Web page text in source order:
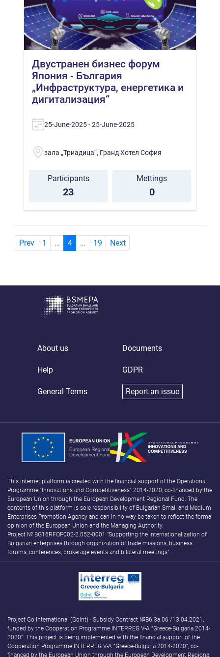
Двустранен бизнес форум
Япония - България
„Инфраструктура, енергетика и
дигитализация“
25-June-2025 - 25-June-2025
зала „Триадица“, Гранд Хотел София
Participants
23
Mettings
0
Prev 1 … 4(current)
… 19 Next
About us
Help
General Terms
Documents
GDPR
Report an issue
This internet platform is created with the financial support of the Operational
Programme “Innovations and Competitiveness” 2014-2020, co-financed by the
European Union through the European Development Regional Fund. The
contents of this platform is sole responsibility of Bulgarian Small and Medium
Enterprises Promotion Agency and can in no way be taken to reflect the formal
opinion of the European Union and the Managing Authority.
Project № BG16RFOP002-2.052-0001 "Supporting the internationalization of
Bulgarian enterprises through organization of trade missions, business
forums, conferences, brokerage events and bilateral meetings".
Project Go International (GoInt) - Subsidy Contract №B6.3а.06 /13.04.2021,
funded by the Cooperation Programme INTERREG V-A “Greece-Bulgaria 2014-
2020”. This project is being implemented with the financial support of the
Cooperation Programme INTERREG V-A “Greece-Bulgaria 2014-2020”, co-
financed by the European Union through the European Development Regional